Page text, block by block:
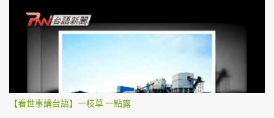
【看世事講台語】一枝草 一點露